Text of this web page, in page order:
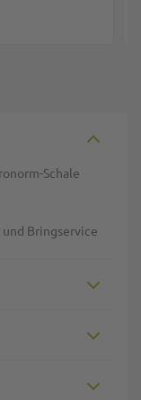
Schale
Bringservice